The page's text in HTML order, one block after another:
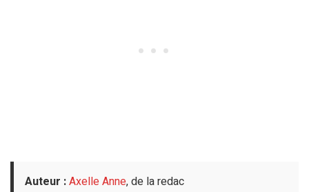
Auteur :Axelle Anne, de la redac